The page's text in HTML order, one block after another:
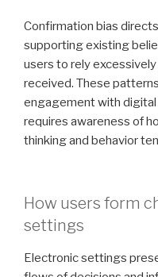
Confirmation bias
supporting existing
users to rely
received. These
engagement with
requires awareness of
thinking and behavior
How users form
settings
Electronic settings